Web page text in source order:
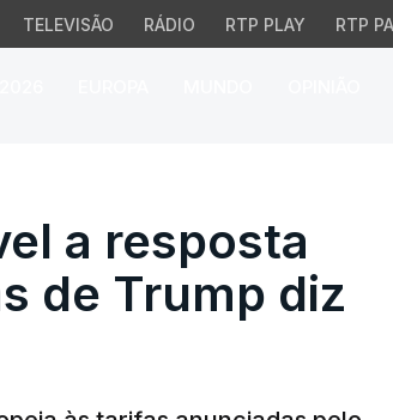
TELEVISÃO RÁDIO RTP PLAY RTP
a resposta
a resposta
de Trump diz